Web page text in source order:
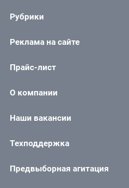
Рубрики
Реклама на сайте
Прайс-лист
О компании
Наши вакансии
Техподдержка
Предвыборная агитация